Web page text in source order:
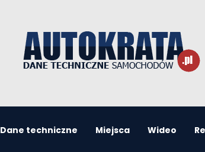
Dane techniczne Miejsca Wideo